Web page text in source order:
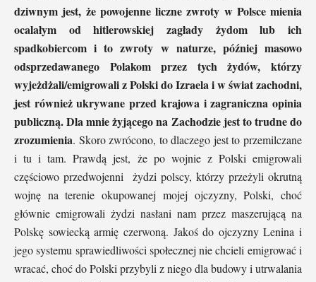
dziwnym jest, że powojenne liczne zwroty w Polsce mienia
ocalałym od hitlerowskiej zagłady żydom lub ich
spadkobiercom i to zwroty w naturze, później masowo
odsprzedawanego Polakom przez tych żydów, którzy
wyjeżdżali/emigrowali z Polski do Izraela i w świat zachodni,
jest również ukrywane przed krajowa i zagraniczna opinia
publiczną. Dla mnie żyjącego na Zachodzie jest to trudne do
zrozumienia. Skoro zwrócono, to dlaczego jest to przemilczane
i tu i tam. Prawdą jest, że po wojnie z Polski emigrowali
częściowo przedwojenni żydzi polscy, którzy przeżyli okrutną
wojnę na terenie okupowanej mojej ojczyzny, Polski, choć
głównie emigrowali żydzi nasłani nam przez maszerującą na
Polskę sowiecką armię czerwoną. Jakoś do ojczyzny Lenina i
jego systemu sprawiedliwości społecznej nie chcieli emigrować i
wracać, choć do Polski przybyli z niego dla budowy i utrwalania